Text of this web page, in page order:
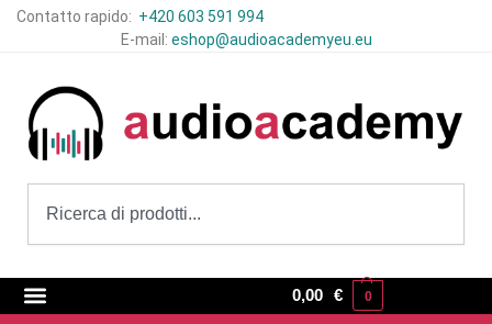
Contatto rapido: +420 603 591 994
E-mail: eshop@audioacademyeu.eu
0,00 € 0